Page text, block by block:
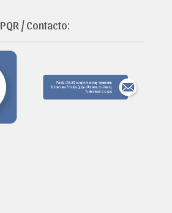
PQR / Contacto: